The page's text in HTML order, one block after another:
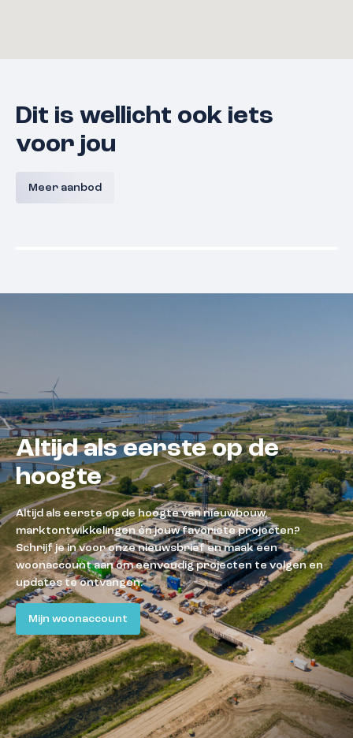
Dit is wellicht ook iets
voor jou
Meer aanbod
Bouwnummer 9 A,
Altijd als eerste op de
hoogte
Altijd als eerste op de hoogte van nieuwbouw,
marktontwikkelingen én jouw favoriete projecten?
Schrijf je in voor onze nieuwsbrief en maak een
woonaccount aan om eenvoudig projecten te volgen en
updates te ontvangen.
Mijn woonaccount